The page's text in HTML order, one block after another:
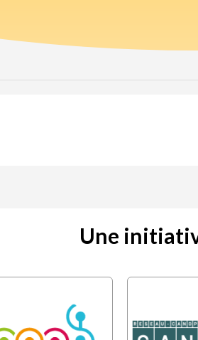
Une